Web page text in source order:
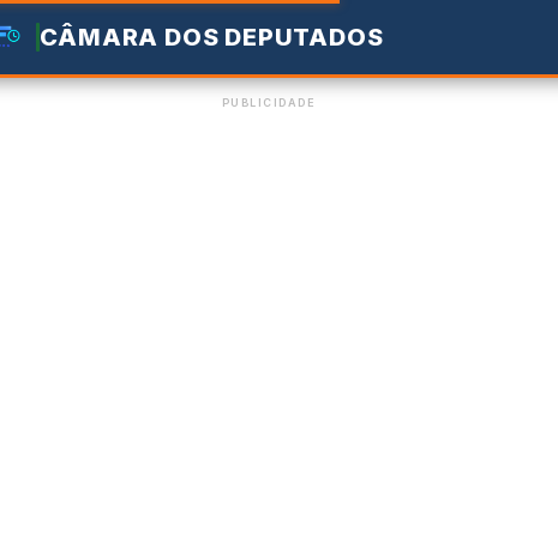
CÂMARA DOS DEPUTADOS
PUBLICIDADE